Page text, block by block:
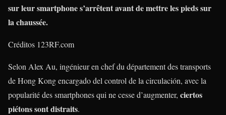
sur leur smartphone s’arrêtent avant de mettre les pieds sur
la chaussée.
Créditos 123RF.com
Selon Alex Au, ingénieur en chef du département des transports
de Hong Kong encargado del control de la circulación, avec la
popularité des smartphones qui ne cesse d’augmenter, ciertos
piétons sont distraits.